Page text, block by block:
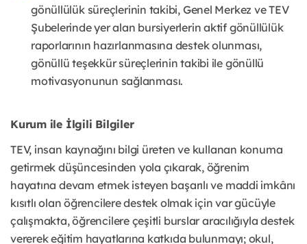
gönüllülük süreçlerinin takibi, Genel Merkez ve TEV
Şubelerinde yer alan bursiyerlerin aktif gönüllülük
raporlarının hazırlanmasına destek olunması,
gönüllü teşekkür süreçlerinin takibi ile gönüllü
motivasyonunun sağlanması.
Kurum ile İlgili Bilgiler
TEV, insan kaynağını bilgi üreten ve kullanan konuma
getirmek düşüncesinden yola çıkarak, öğrenim
hayatına devam etmek isteyen başarılı ve maddi imkânı
kısıtlı olan öğrencilere destek olmak için var gücüyle
çalışmakta, öğrencilere çeşitli burslar aracılığıyla destek
vererek eğitim hayatlarına katkıda bulunmayı; okul,